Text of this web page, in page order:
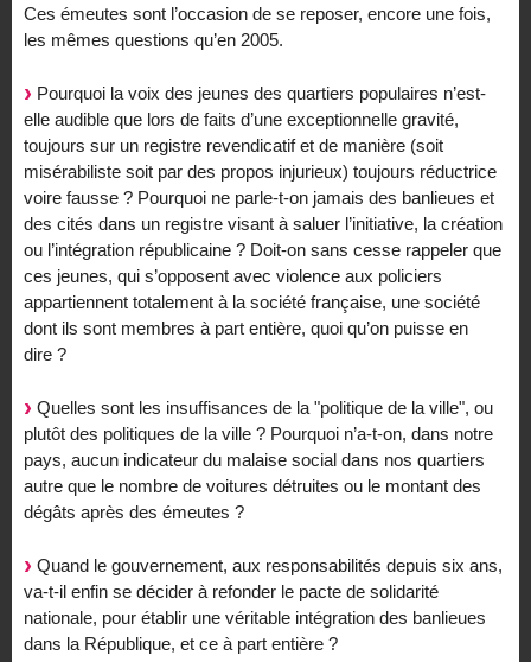
Ces émeutes sont l’occasion de se reposer, encore une fois,
les mêmes questions qu’en 2005.
Pourquoi la voix des jeunes des quartiers populaires n’est-
elle audible que lors de faits d’une exceptionnelle gravité,
toujours sur un registre revendicatif et de manière (soit
misérabiliste soit par des propos injurieux) toujours réductrice
voire fausse ? Pourquoi ne parle-t-on jamais des banlieues et
des cités dans un registre visant à saluer l’initiative, la création
ou l’intégration républicaine ? Doit-on sans cesse rappeler que
ces jeunes, qui s’opposent avec violence aux policiers
appartiennent totalement à la société française, une société
dont ils sont membres à part entière, quoi qu’on puisse en
dire ?
Quelles sont les insuffisances de la "politique de la ville", ou
plutôt des politiques de la ville ? Pourquoi n’a-t-on, dans notre
pays, aucun indicateur du malaise social dans nos quartiers
autre que le nombre de voitures détruites ou le montant des
dégâts après des émeutes ?
Quand le gouvernement, aux responsabilités depuis six ans,
va-t-il enfin se décider à refonder le pacte de solidarité
nationale, pour établir une véritable intégration des banlieues
dans la République, et ce à part entière ?